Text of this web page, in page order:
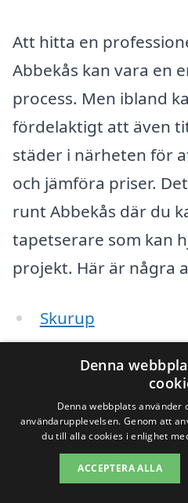
Att hitta en
Abbekås kan vara en
process. Men ibland
fördelaktigt att även
städer i närheten för
och jämföra priser.
runt Abbekås där du
tapetserare som kan
projekt. Här är några
Skurup
Malmö
Ystad
Svedala
Denna
Denna webbplats
användarupplevelsen. Genom att
du till alla cookies i enlighet
ACCEPTERA ALLA